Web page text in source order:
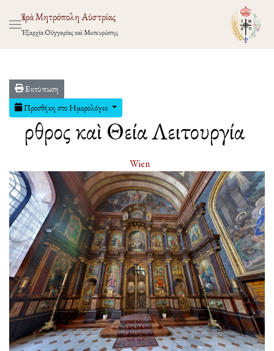
Ἱερὰ Μητρόπολη Αὐστρίας
Ἐξαρχία Οὑγγαρίας καὶ Μεσευρώπης
Εκτύπωση
Προσθήκη στο Ημερολόγιο
Ὄρθρος καὶ Θεία Λειτουργία
Wien